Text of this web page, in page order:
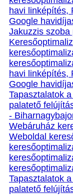
havi linképítés,
Google
Jakuzzis
havi linképítés,
Google
Tapasztalatok
palatető
-
Webáruház
Weboldal
Tapasztalatok
palatető